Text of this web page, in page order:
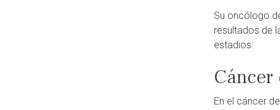
Su oncólogo
resultados de
estadios:
En el cáncer